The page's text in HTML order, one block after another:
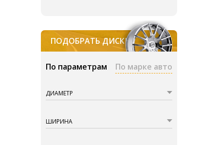
ПОДОБРАТЬ ДИСКИ
По параметрам По марке авто
ДИАМЕТР
ШИРИНА